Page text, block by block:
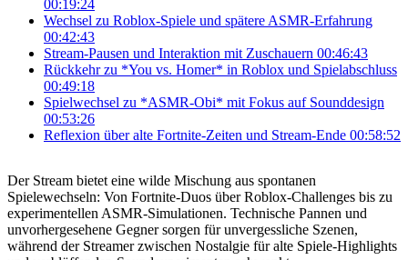
00:19:24
Wechsel zu Roblox-Spiele und spätere ASMR-Erfahrung
00:42:43
Stream-Pausen und Interaktion mit Zuschauern 00:46:43
Rückkehr zu *You vs. Homer* in Roblox und Spielabschluss
00:49:18
Spielwechsel zu *ASMR-Obi* mit Fokus auf Sounddesign
00:53:26
Reflexion über alte Fortnite-Zeiten und Stream-Ende 00:58:52
Der Stream bietet eine wilde Mischung aus spontanen
Spielewechseln: Von Fortnite-Duos über Roblox-Challenges bis zu
experimentellen ASMR-Simulationen. Technische Pannen und
unvorhergesehene Gegner sorgen für unvergessliche Szenen,
während der Streamer zwischen Nostalgie für alte Spiele-Highlights